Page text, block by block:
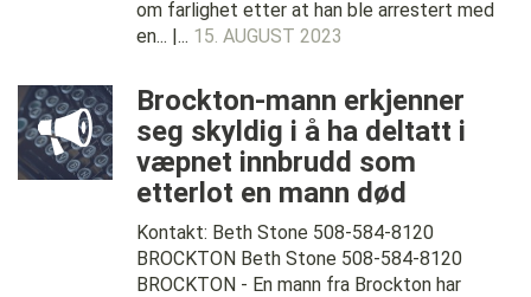
om farlighet etter at han ble arrestert med
en... |... 15. AUGUST 2023
Brockton-mann erkjenner
seg skyldig i å ha deltatt i
væpnet innbrudd som
etterlot en mann død
Kontakt: Beth Stone 508-584-8120
BROCKTON Beth Stone 508-584-8120
BROCKTON - En mann fra Brockton har